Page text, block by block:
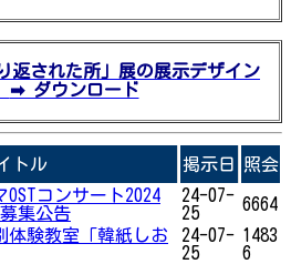
返された所」展の展示デザイン
➡ ダウンロード
トル 掲示日 照会
コンサート2024
集公告
24-07-
25
6664
体験教室「韓紙しお
24-07-
25
1483
6